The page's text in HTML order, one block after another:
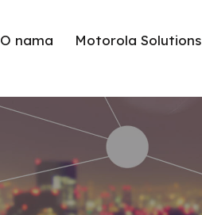
O nama Motorola Solutions